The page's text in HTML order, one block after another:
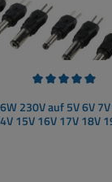
230V auf 5V 6V
15V 16V 17V 18V